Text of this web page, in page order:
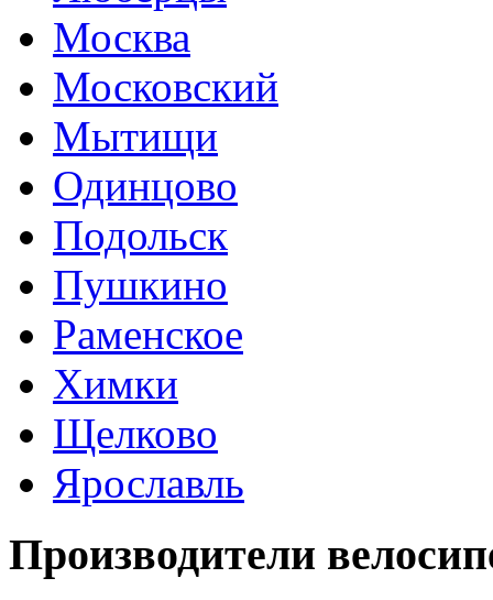
Москва
Московский
Мытищи
Одинцово
Подольск
Пушкино
Раменское
Химки
Щелково
Ярославль
Производители